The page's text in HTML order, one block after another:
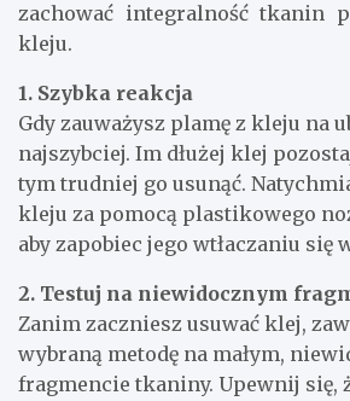
zachować integralność tkanin
kleju.
1. Szybka reakcja
Gdy zauważysz plamę z kleju na
najszybciej. Im dłużej klej
tym trudniej go usunąć.
kleju za pomocą plastikowego
aby zapobiec jego wtłaczaniu się
2. Testuj na niewidocznym
Zanim zaczniesz usuwać klej,
wybraną metodę na małym,
fragmencie tkaniny. Upewnij się,